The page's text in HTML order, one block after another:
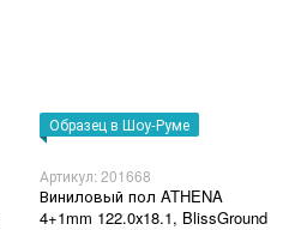
Образец в Шоу-Руме
Артикул: 201668
Виниловый пол ATHENA
4+1mm 122.0х18.1, BlissGround